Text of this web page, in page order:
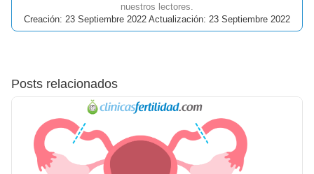
nuestros lectores.
Creación: 23 Septiembre 2022 Actualización: 23 Septiembre 2022
Posts relacionados